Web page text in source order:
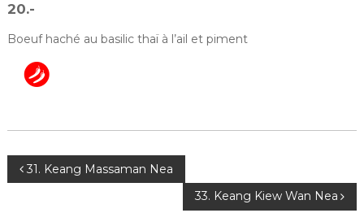
20.-
Boeuf haché au basilic thaï à l’ail et piment
Navigation
31. Keang Massaman Nea
33. Keang Kiew Wan Nea